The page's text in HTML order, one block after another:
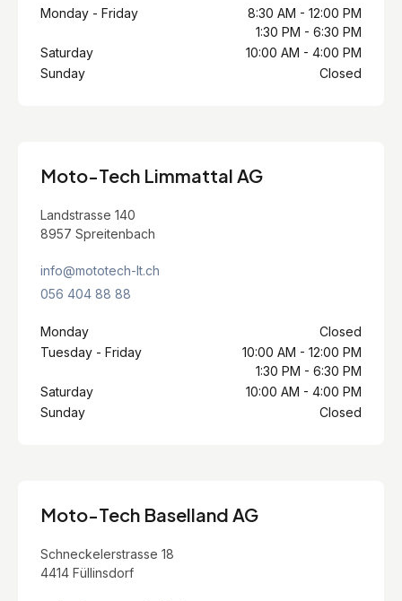
Monday - Friday
8:30 AM - 12:00 PM
1:30 PM - 6:30 PM
Saturday
10:00 AM - 4:00 PM
Sunday
Closed
Moto-Tech Limmattal AG
Landstrasse 140
8957 Spreitenbach
info@mototech-lt.ch
056 404 88 88
Monday
Closed
Tuesday - Friday
10:00 AM - 12:00 PM
1:30 PM - 6:30 PM
Saturday
10:00 AM - 4:00 PM
Sunday
Closed
Moto-Tech Baselland AG
Schneckelerstrasse 18
4414 Füllinsdorf